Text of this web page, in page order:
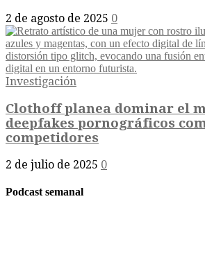
2 de agosto de 2025 0
Investigación
Clothoff planea dominar el
deepfakes pornográficos
competidores
2 de julio de 2025 0
Podcast semanal